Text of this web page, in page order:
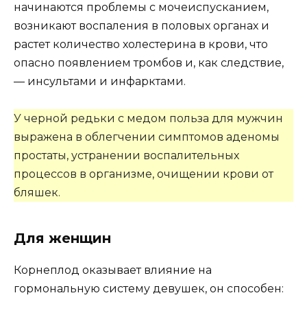
начинаются проблемы с мочеиспусканием,
возникают воспаления в половых органах и
растет количество холестерина в крови, что
опасно появлением тромбов и, как следствие,
— инсультами и инфарктами.
У черной редьки с медом польза для мужчин
выражена в облегчении симптомов аденомы
простаты, устранении воспалительных
процессов в организме, очищении крови от
бляшек.
Для женщин
Корнеплод оказывает влияние на
гормональную систему девушек, он способен: